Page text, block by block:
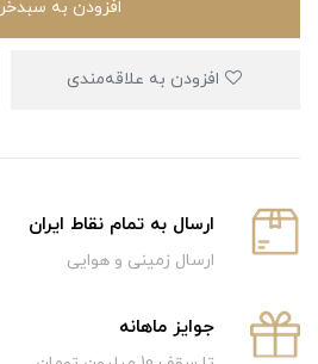
افزودن به
ارسال به تمام نقاط ایران
ارسال زمینی و هوایی
جوایز ماهانه